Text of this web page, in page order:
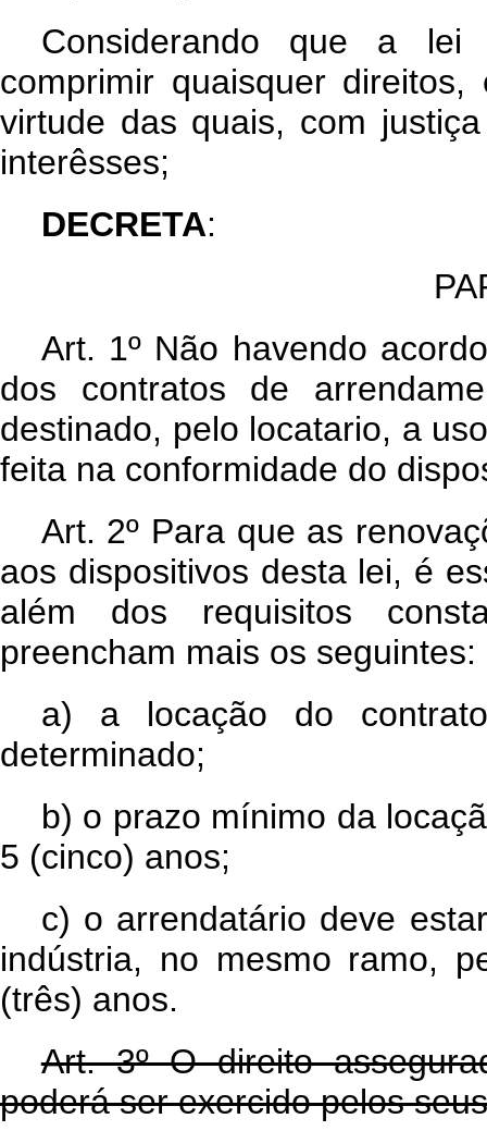
Considerando que a lei
comprimir quaisquer
virtude das quais, com
interêsses;
DECRETA:
Art. 1º Não havendo
dos contratos de
destinado, pelo locatario, a
feita na conformidade do
Art. 2º Para que as
aos dispositivos desta lei, é
além dos requisitos
preencham mais os seguintes:
a) a locação do
determinado;
b) o prazo mínimo da
5 (cinco) anos;
c) o arrendatário deve
indústria, no mesmo ramo,
(três) anos.
Art. 3º O direito
poderá ser exercido pelos